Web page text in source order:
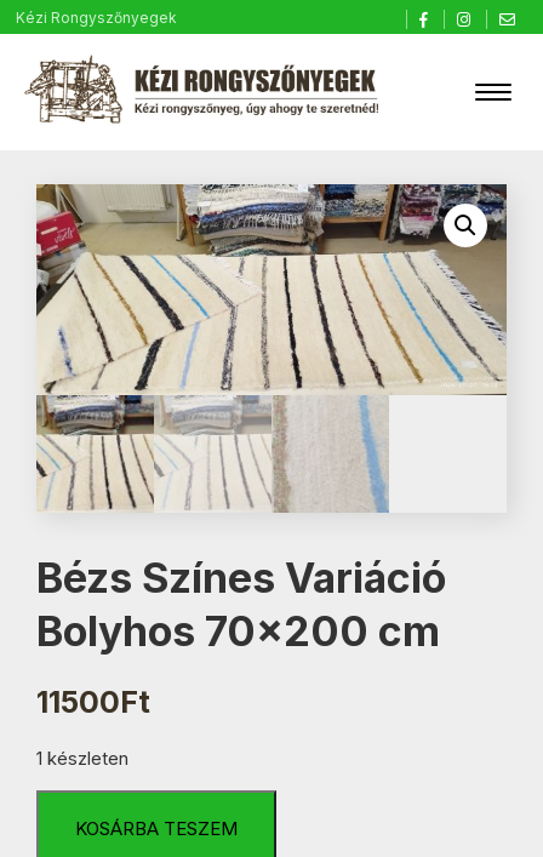
Kézi Rongyszőnyegek
Bézs Színes Variáció
Bolyhos 70×200 cm
11500Ft
1 készleten
SzínesKOSÁRBA TESZEM